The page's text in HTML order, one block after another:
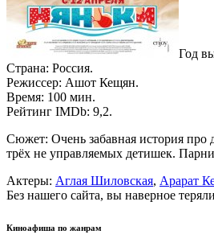
Год
Страна: Россия.
Режиссер: Ашот Кещян.
Время: 100 мин.
Рейтинг IMDb: 9,2.
Сюжет: Очень забавная история про
трёх не управляемых детишек.
Актеры: Аглая Шиловская, Арарат
Без нашего сайта, вы наверное
Киноафиша по жанрам